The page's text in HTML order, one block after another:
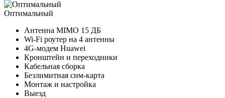
Оптимальный
Антенна MIMO 15 ДБ
Wi-Fi роутер на 4 антенны
4G-модем Huawei
Кронштейн и переходники
Кабельная сборка
Безлимитная сим-карта
Монтаж и настройка
Выезд